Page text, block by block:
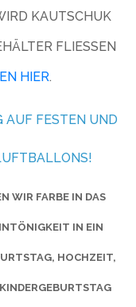
KAUTSCHUK
FLIESSEN L
HIER.
AUF FESTEN UND
WIR FARBE IN DAS
IN EIN
HOCHZEIT,